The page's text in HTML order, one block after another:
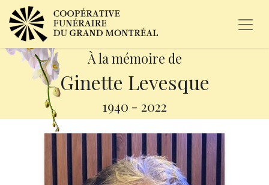
À la mémoire de
Ginette Levesque
1940 - 2022